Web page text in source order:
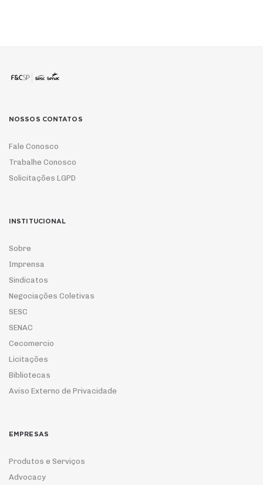
NOSSOS CONTATOS
Fale Conosco
Trabalhe Conosco
Solicitações LGPD
INSTITUCIONAL
Sobre
Imprensa
Sindicatos
Negociações Coletivas
SESC
SENAC
Cecomercio
Licitações
Bibliotecas
Aviso Externo de Privacidade
EMPRESAS
Produtos e Serviços
Advocacy